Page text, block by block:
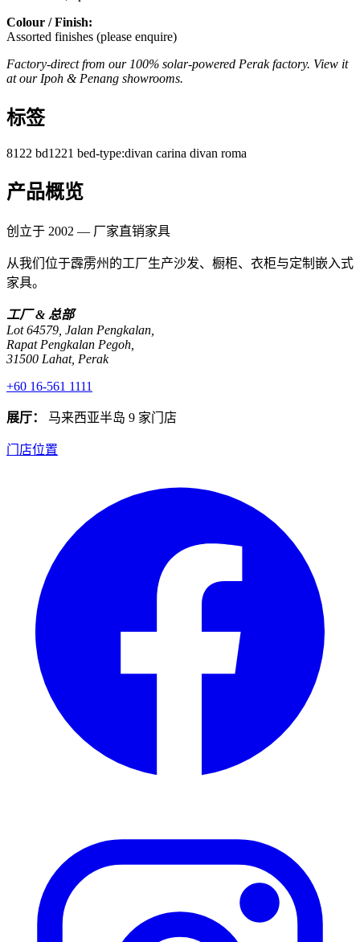
Colour / Finish:
Assorted finishes (please enquire)
Factory-direct from our 100% solar-powered Perak factory. View it
at our Ipoh & Penang showrooms.
标签
8122 bd1221 bed-type:divan carina divan roma
产品概览
创立于 2002 — 厂家直销家具
从我们位于霹雳州的工厂生产沙发、橱柜、衣柜与定制嵌入式
家具。
工厂 & 总部
Lot 64579, Jalan Pengkalan,
Rapat Pengkalan Pegoh,
31500 Lahat, Perak
+60 16-561 1111
展厅： 马来西亚半岛 9 家门店
门店位置